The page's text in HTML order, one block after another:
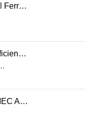
Ferr…
A…